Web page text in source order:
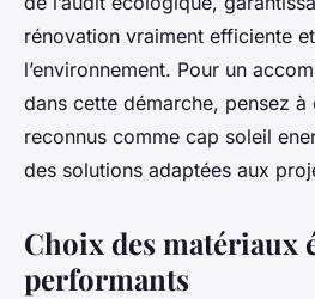
rénovation vraiment efficiente
l’environnement. Pour un
dans cette démarche, pensez
reconnus comme cap soleil
des solutions adaptées aux
Choix des matériaux
performants